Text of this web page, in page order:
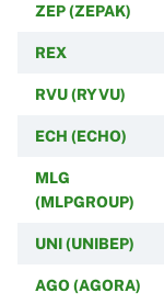
ZEP (ZEPAK)
REX
RVU (RYVU)
ECH (ECHO)
MLG
(MLPGROUP)
UNI (UNIBEP)
AGO (AGORA)